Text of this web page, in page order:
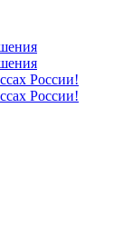
России!
России!